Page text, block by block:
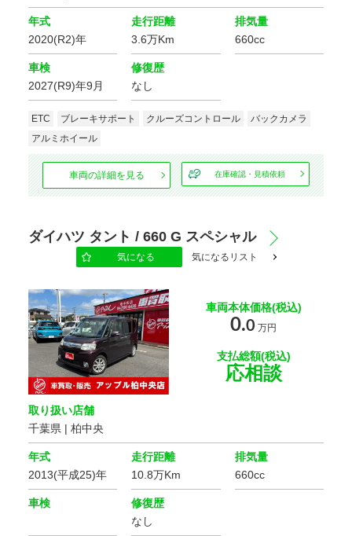
ミッション
駆動方式
ハンドル
スライドドア
エンジン種別
乗車定員
オーディオ関連
カーナビ/TV/DVD
設定をクリア
年式
2020(R2)年
走行距離
3.6万Km
排気量
660cc
車検
2027(R9)年9月
修復歴
なし
ETC ブレーキサポート クルーズコントロール
バックカメラ
アルミホイール
車両の詳細を見る 在庫確認・見積依頼
ダイハツ タント / 660 G スペシャル
気になる 気になるリスト
車両本体価格(税込)
0.0 万円
支払総額(税込)
応相談
取り扱い店舗
千葉県 | 柏中央
年式
2013(平成25)年
走行距離
10.8万Km
排気量
660cc
車検
修復歴
なし